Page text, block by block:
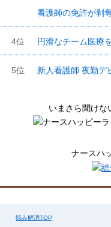
看護師の免許が剥
4位 円滑なチーム医療
5位 新人看護師 夜勤デ
いまさら聞けな
ナースハ
悩み解消TOP